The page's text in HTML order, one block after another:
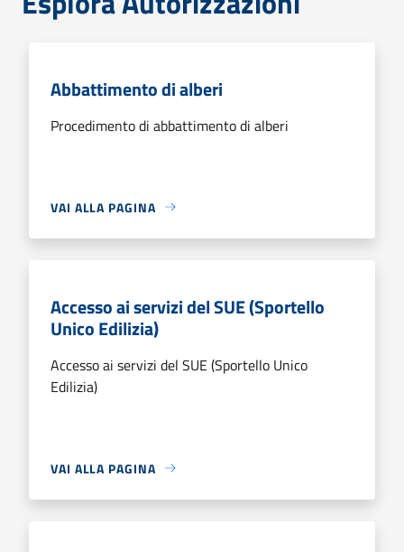
Abbattimento di alberi
Procedimento di abbattimento di alberi
VAI ALLA PAGINA
Accesso ai servizi del SUE (Sportello
Unico Edilizia)
Accesso ai servizi del SUE (Sportello Unico
Edilizia)
VAI ALLA PAGINA